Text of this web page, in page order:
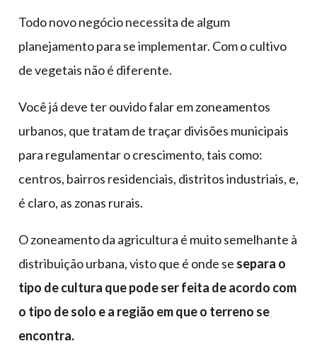
Todo novo negócio necessita de algum
planejamento para se implementar. Com o cultivo
de vegetais não é diferente.
Você já deve ter ouvido falar em zoneamentos
urbanos, que tratam de traçar divisões municipais
para regulamentar o crescimento, tais como:
centros, bairros residenciais, distritos industriais, e,
é claro, as zonas rurais.
O zoneamento da agricultura é muito semelhante à
distribuição urbana, visto que é onde se separa o
tipo de cultura que pode ser feita de acordo com
o tipo de solo e a região em que o terreno se
encontra.